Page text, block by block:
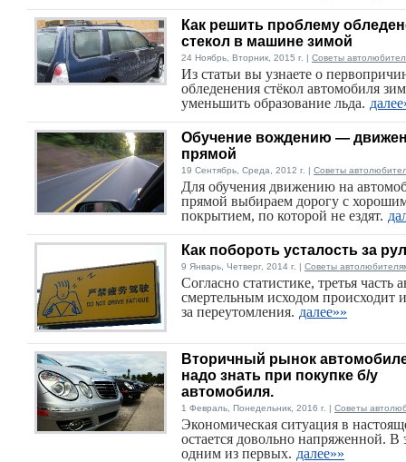
Как решить проблему
стекол в машине зимой
24 Ноябрь, Вторник, 2015 г. | Советы
Из статьи вы узнаете о
обледенения стёкол автомобиля
уменьшить образование льда.
Обучение вождению —
прямой
19 Сентябрь, Среда, 2012 г. | Советы
Для обучения движению на
прямой выбираем дорогу с
покрытием, по которой не ездят.
Как побороть усталость за
9 Январь, Четверг, 2014 г. | Советы
Согласно статистике, третья часть
смертельным исходом происходит
за переутомления. далее»»
Вторичный рынок
надо знать при покупке б/у
автомобиля.
1 Февраль, Понедельник, 2016 г. | Советы
Экономическая ситуация в
остается довольно напряженной. В
одним из первых. далее»»